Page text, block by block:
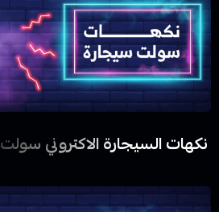
نكهات السيجارة الاكتروني سولت